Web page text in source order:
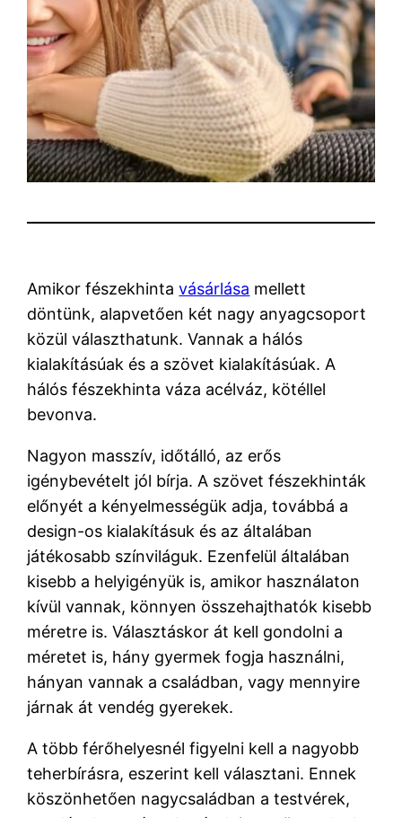
Amikor fészekhintavásárlása mellett
döntünk, alapvetően két nagy anyagcsoport
közül választhatunk. Vannak a hálós
kialakításúak és a szövet kialakításúak. A
hálós fészekhinta váza acélváz, kötéllel
bevonva.
Nagyon masszív, időtálló, az erős
igénybevételt jól bírja. A szövet fészekhinták
előnyét a kényelmességük adja, továbbá a
design-os kialakításuk és az általában
játékosabb színviláguk. Ezenfelül általában
kisebb a helyigényük is, amikor használaton
kívül vannak, könnyen összehajthatók kisebb
méretre is. Választáskor át kell gondolni a
méretet is, hány gyermek fogja használni,
hányan vannak a családban, vagy mennyire
járnak át vendég gyerekek.
A több férőhelyesnél figyelni kell a nagyobb
teherbírásra, eszerint kell választani. Ennek
köszönhetően nagycsaládban a testvérek,